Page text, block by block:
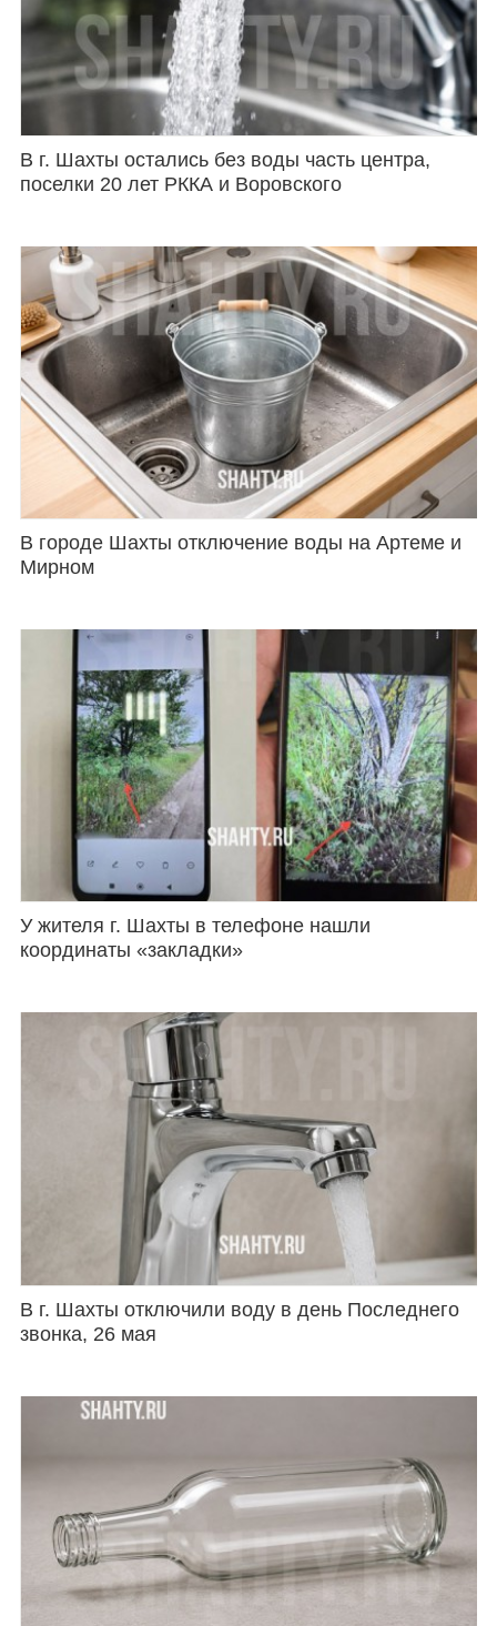
Фотогалерея
В г. Шахты остались без воды часть центра,
поселки 20 лет РККА и Воровского
В городе Шахты отключение воды на Артеме и
Мирном
У жителя г. Шахты в телефоне нашли
координаты «закладки»
В г. Шахты отключили воду в день Последнего
звонка, 26 мая